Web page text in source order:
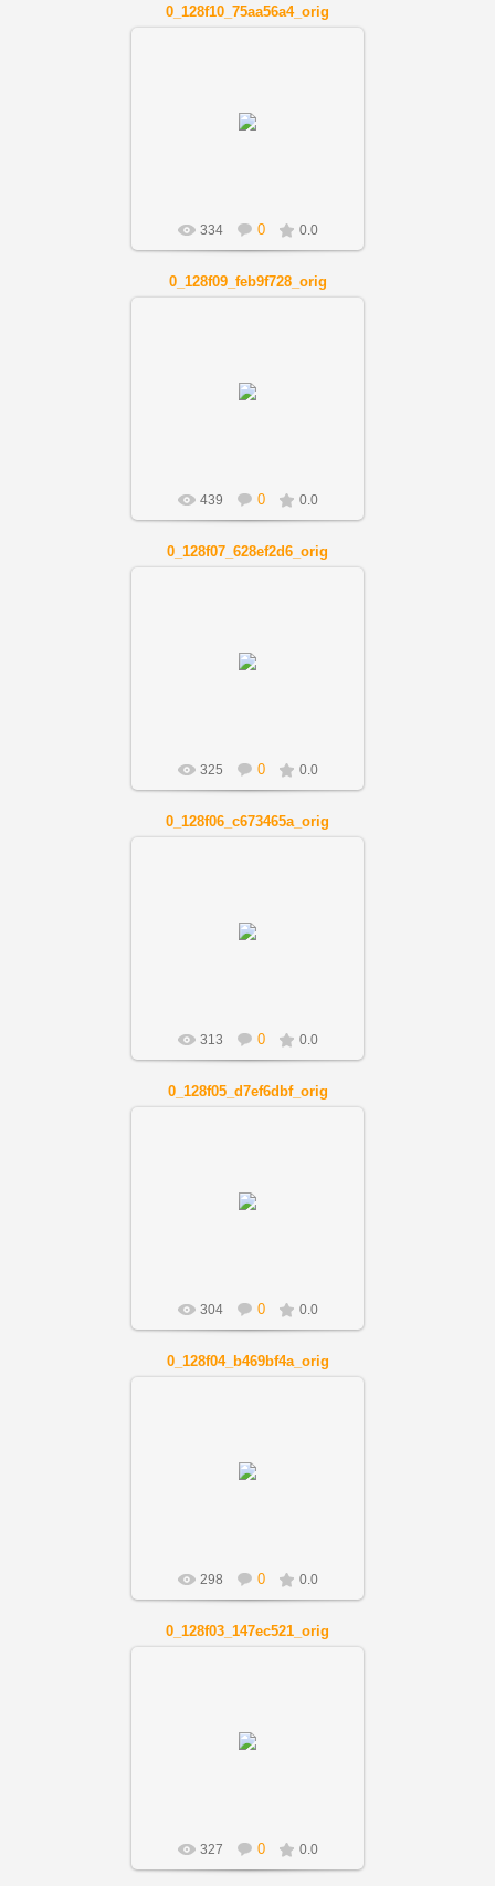
0_128f10_75aa56a4_orig
334 0 0.0
0_128f09_feb9f728_orig
439 0 0.0
0_128f07_628ef2d6_orig
325 0 0.0
0_128f06_c673465a_orig
313 0 0.0
0_128f05_d7ef6dbf_orig
304 0 0.0
0_128f04_b469bf4a_orig
298 0 0.0
0_128f03_147ec521_orig
327 0 0.0